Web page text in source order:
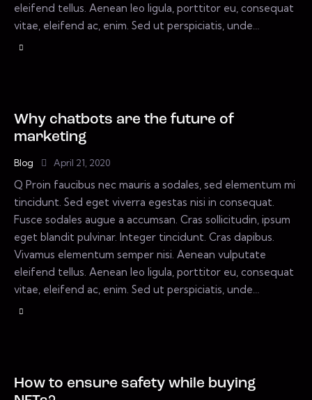
eleifend tellus. Aenean leo ligula, porttitor eu, consequat
vitae, eleifend ac, enim. Sed ut perspiciatis, unde…
Why chatbots are the future of
marketing
Blog April 21, 2020
Q Proin faucibus nec mauris a sodales, sed elementum mi
tincidunt. Sed eget viverra egestas nisi in consequat.
Fusce sodales augue a accumsan. Cras sollicitudin, ipsum
eget blandit pulvinar. Integer tincidunt. Cras dapibus.
Vivamus elementum semper nisi. Aenean vulputate
eleifend tellus. Aenean leo ligula, porttitor eu, consequat
vitae, eleifend ac, enim. Sed ut perspiciatis, unde…
How to ensure safety while buying